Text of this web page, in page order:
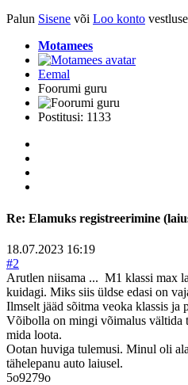
Palun Sisene või Loo konto
Motamees
Eemal
Foorumi guru
Postitusi: 1133
Re: Elamuks registreerimine
18.07.2023 16:19
#2
Arutlen niisama ... M1 klassi max
kuidagi. Miks siis üldse edasi on
Ilmselt jääd sõitma veoka klassis ja
Võibolla on mingi võimalus vältida
mida loota.
Ootan huviga tulemusi. Minul oli
tähelepanu auto laiusel.
5o9279o